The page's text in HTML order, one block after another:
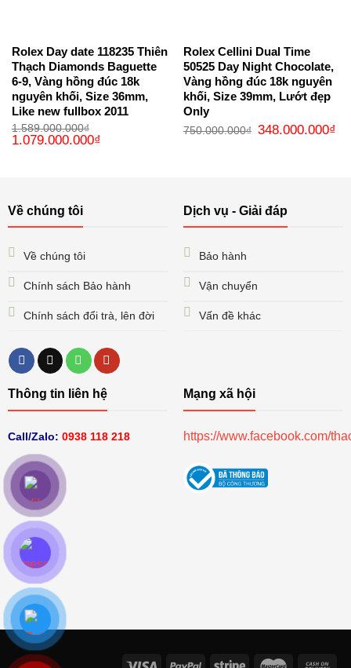
Rolex Day date 118235 Thiên
Thạch Diamonds Baguette
6-9, Vàng hồng đúc 18k
nguyên khối, Size 36mm,
Like new fullbox 2011
1.589.000.000₫
Giá
gốc
1.079.000.000₫Giá
Rolex Cellini Dual Time
50525 Day Night Chocolate,
Vàng hồng đúc 18k nguyên
khối, Size 39mm, Lướt đẹp
Only
750.000.000₫
Giá
gốc
348.000.000₫
Về chúng tôi
Về chúng tôi
Chính sách Bảo hành
Chính sách đổi trà, lên đời
Dịch vụ - Giải đáp
Bảo hành
Vận chuyển
Vấn đề khác
Thông tin liên hệ
Call/Zalo: 0938 118 218
Mạng xã hội
https://www.facebook.com/